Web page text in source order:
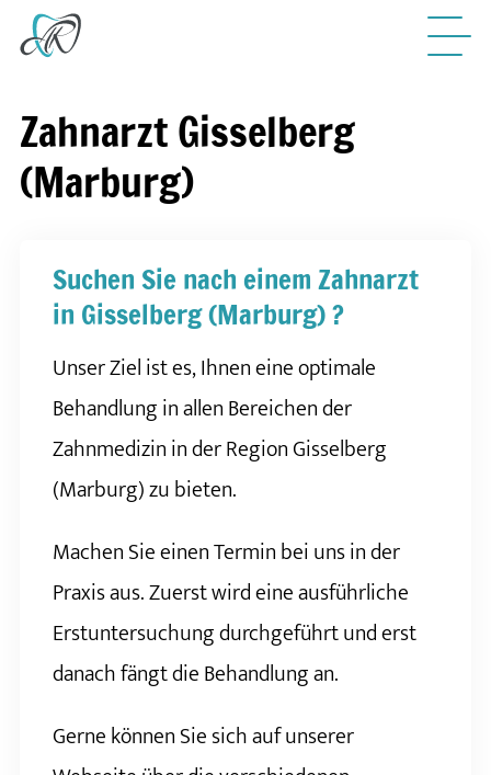
Zahnarzt Gisselberg
(Marburg)
Suchen Sie nach einem Zahnarzt
in Gisselberg (Marburg) ?
Unser Ziel ist es, Ihnen eine optimale
Behandlung in allen Bereichen der
Zahnmedizin in der Region Gisselberg
(Marburg) zu bieten.
Machen Sie einen Termin bei uns in der
Praxis aus. Zuerst wird eine ausführliche
Erstuntersuchung durchgeführt und erst
danach fängt die Behandlung an.
Gerne können Sie sich auf unserer